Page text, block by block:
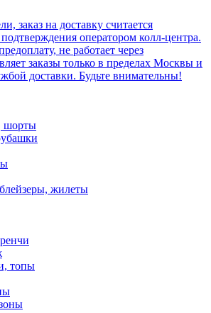
заказ на доставку считается
оператором колл-центра.
не работает через
заказы только в пределах Москвы и
доставки. Будьте внимательны!
шорты
жилеты
топы